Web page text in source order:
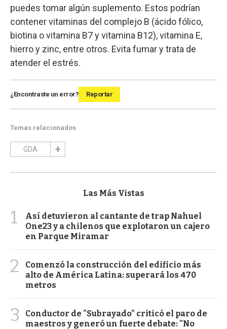
puedes tomar algún suplemento. Estos podrían
contener vitaminas del complejo B (ácido fólico,
biotina o vitamina B7 y vitamina B12), vitamina E,
hierro y zinc, entre otros. Evita fumar y trata de
atender el estrés.
¿Encontraste un error? Reportar
Temas relacionados
GDA
Las Más Vistas
1
Así detuvieron al cantante de trap Nahuel
One23 y a chilenos que explotaron un cajero
en Parque Miramar
2
Comenzó la construcción del edificio más
alto de América Latina: superará los 470
metros
3
Conductor de "Subrayado" criticó el paro de
maestros y generó un fuerte debate: "No